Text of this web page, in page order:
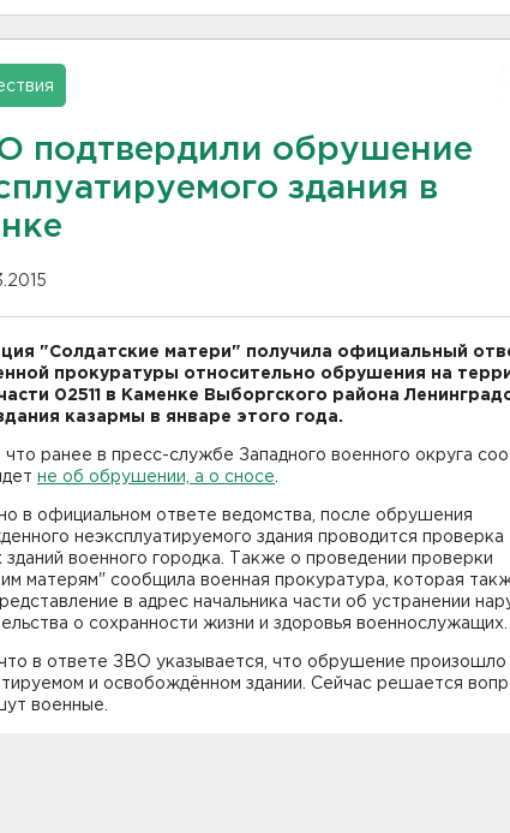
подтвердили обрушение
здания в
"Солдатские матери" получила официальный
прокуратуры относительно обрушения на
02511 в Каменке Выборгского района
казармы в январе этого года.
что ранее в пресс-службе Западного военного округа
не об обрушении, а о сносе
в официальном ответе ведомства, после обрушения
неэксплуатируемого здания проводится проверка
зданий военного городка. Также о проведении проверки
матерям" сообщила военная прокуратура, которая
в адрес начальника части об устранении
о сохранности жизни и здоровья военнослужащих.
в ответе ЗВО указывается, что обрушение произошло
и освобождённом здании. Сейчас решается
военные.